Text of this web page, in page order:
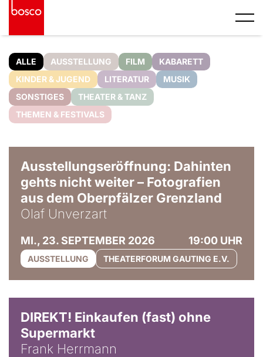
ALLE AUSSTELLUNG FILM
KABARETT
KINDER & JUGEND
LITERATUR
MUSIK
SONSTIGES
THEATER & TANZ
THEMEN & FESTIVALS
Ausstellungseröffnung: Dahinten
gehts nicht weiter – Fotografien
aus dem Oberpfälzer Grenzland
Olaf Unverzart
MI., 23. SEPTEMBER 2026 19:00 UHR
AUSSTELLUNG THEATERFORUM GAUTING E.V.
DIREKT! Einkaufen (fast) ohne
Supermarkt
Frank Herrmann